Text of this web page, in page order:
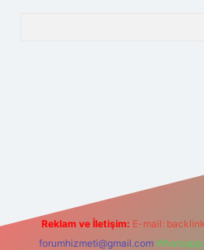
Reklam ve İletişim: E-mail:
forumhizmeti@gmail.com